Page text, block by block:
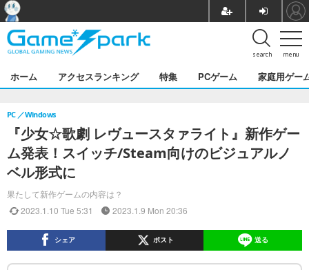
menu
search
ホーム アクセスランキング 特集 PCゲーム 家庭用ゲー
『少女☆歌劇 レヴュースタァライト』新作ゲー
ム発表！スイッチ/Steam向けのビジュアルノ
ベル形式に
果たして新作ゲームの内容は？
PC Windows
2023.1.10 Tue 5:31 2023.1.9 Mon 20:36
シェア ポスト 送る